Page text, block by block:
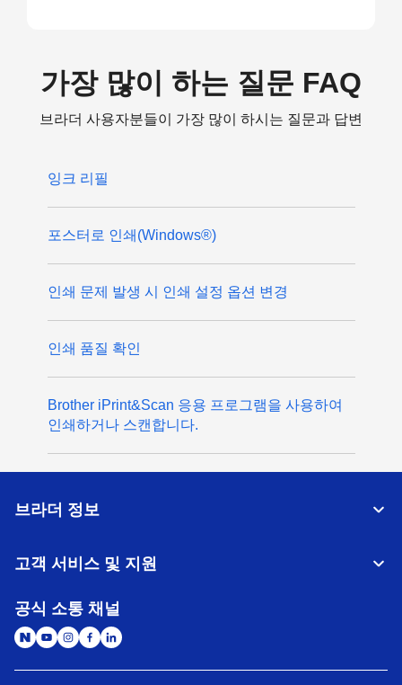
가장 많이 하는 질문 FAQ
브라더 사용자분들이 가장 많이 하시는 질문과 답변
잉크 리필
포스터로 인쇄(Windows®)
인쇄 문제 발생 시 인쇄 설정 옵션 변경
인쇄 품질 확인
Brother iPrint&Scan 응용 프로그램을 사용하여
인쇄하거나 스캔합니다.
브라더 정보
고객 서비스 및 지원
공식 소통 채널